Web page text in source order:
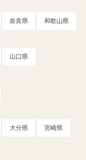
奈良県 和歌山県
山口県
大分県 宮崎県